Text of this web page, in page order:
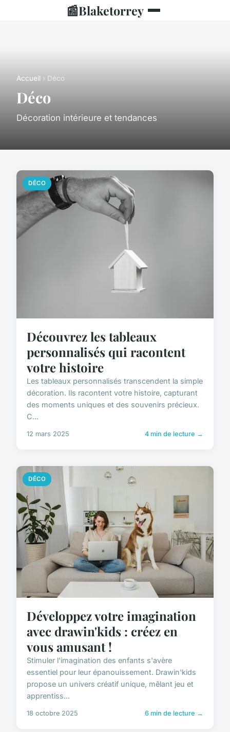
📰Blaketorrey
Accueil › Déco
Déco
Décoration intérieure et tendances
DÉCO
Découvrez les tableaux
personnalisés qui racontent
votre histoire
Les tableaux personnalisés transcendent la simple
décoration. Ils racontent votre histoire, capturant
des moments uniques et des souvenirs précieux.
C...
12 mars 2025 4 min de lecture →
DÉCO
Développez votre imagination
avec drawin'kids : créez en
vous amusant !
Stimuler l'imagination des enfants s'avère
essentiel pour leur épanouissement. Drawin'kids
propose un univers créatif unique, mêlant jeu et
apprentiss...
18 octobre 2025 6 min de lecture →